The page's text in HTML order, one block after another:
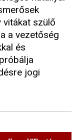
vitákat szülő
a vezetőség
és
jogi